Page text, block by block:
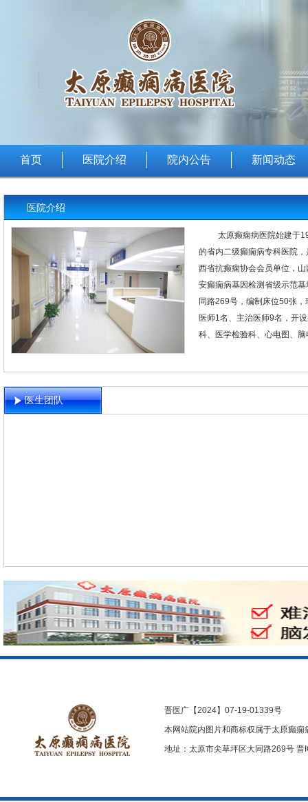
首页 医院介绍 院内公告 新闻动态
医院介绍
太原癫痫病医院始建于
的省内二级癫痫病专科医院
西省抗癫痫协会会员单位，
安癫痫病基因检测省级示范
同路269号，编制床位50张
医师1名、主治医师9名，开
科、医学检验科、心电图、
医生团队
晋医广【2024】07-19-01339号
本网站院内图片和商标权属于太原癫
地址：太原市尖草坪区大同路269号 晋